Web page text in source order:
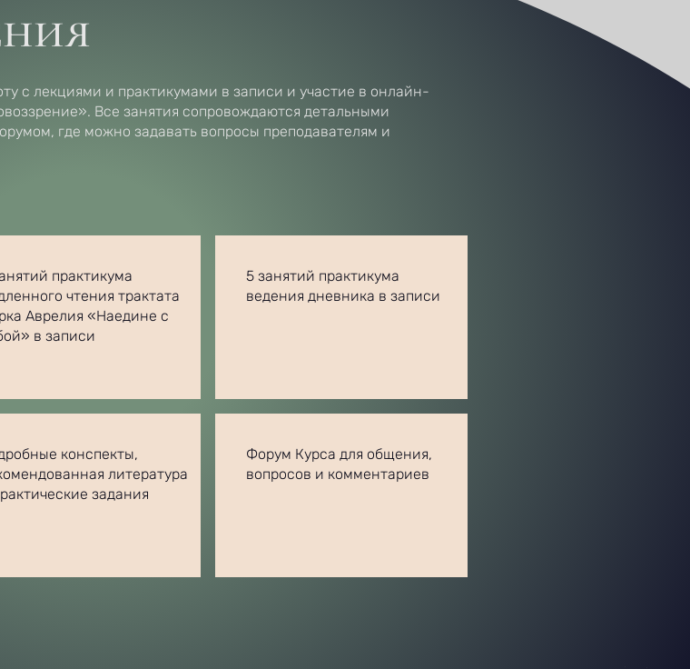
с лекциями и практикумами в записи и участие в онлайн-
Все занятия сопровождаются детальными
где можно задавать вопросы преподавателям и
практикума
чтения трактата
Аврелия «Наедине с
в записи
конспекты,
литература
задания
5 занятий практикума
ведения дневника в записи
Форум Курса для общения,
вопросов и комментариев​